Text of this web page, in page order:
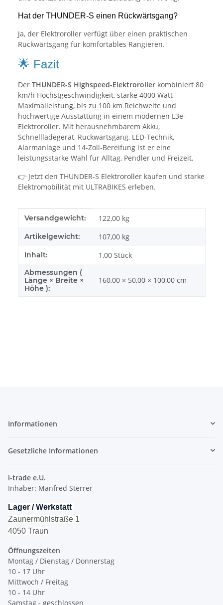
Hat der THUNDER-S einen Rückwärtsgang?
Ja, der Elektroroller verfügt über einen praktischen
Rückwärtsgang für komfortables Rangieren.
🌟 Fazit
Der THUNDER-S Highspeed-Elektroroller kombiniert 80
km/h Höchstgeschwindigkeit, starke 4000 Watt
Maximalleistung, bis zu 100 km Reichweite und
hochwertige Ausstattung in einem modernen L3e-
Elektroroller. Mit herausnehmbarem Akku,
Schnellladegerät, Rückwärtsgang, LED-Technik,
Alarmanlage und 14-Zoll-Bereifung ist er eine
leistungsstarke Wahl für Alltag, Pendler und Freizeit.
👉 Jetzt den THUNDER-S Elektroroller kaufen und starke
Elektromobilität mit ULTRABIKES erleben.
Produkteigenschaft
Wert
Versandgewicht: 122,00 kg
Artikelgewicht: 107,00 kg
Inhalt: 1,00 Stück
Abmessungen (
Länge × Breite ×
Höhe ):
160,00 × 50,00 × 100,00 cm
Informationen
Gesetzliche Informationen
i-trade e.U.
Inhaber: Manfred Sterrer
Lager / Werkstatt
Zaunermühlstraße 1
4050 Traun
Öffnungszeiten
Montag / Dienstag / Donnerstag
10 - 17 Uhr
Mittwoch / Freitag
10 - 14 Uhr
Samstag - geschlossen